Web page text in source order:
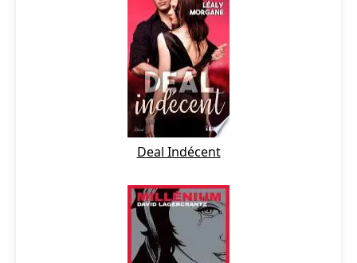
Deal Indécent